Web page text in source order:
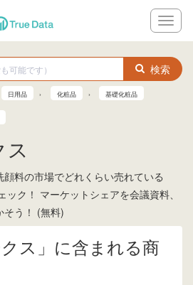
メ
ニ
ー
検索
日用品 化粧品 基礎化粧品
ス
顔料の市場でどれくらい売れている
ク！ マーケットシェアを会議資料、
そう！ (無料)
クス」に含まれる商